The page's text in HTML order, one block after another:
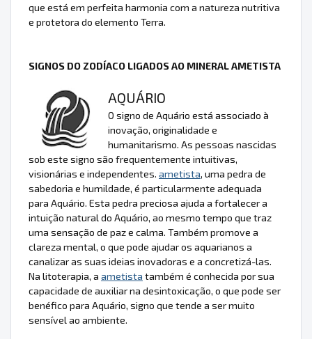
que está em perfeita harmonia com a natureza nutritiva
e protetora do elemento Terra.
SIGNOS DO ZODÍACO LIGADOS AO MINERAL AMETISTA
AQUÁRIO
O signo de Aquário está associado à
inovação, originalidade e
humanitarismo. As pessoas nascidas
sob este signo são frequentemente intuitivas,
visionárias e independentes. ametista, uma pedra de
sabedoria e humildade, é particularmente adequada
para Aquário. Esta pedra preciosa ajuda a fortalecer a
intuição natural do Aquário, ao mesmo tempo que traz
uma sensação de paz e calma. Também promove a
clareza mental, o que pode ajudar os aquarianos a
canalizar as suas ideias inovadoras e a concretizá-las.
Na litoterapia, a ametista também é conhecida por sua
capacidade de auxiliar na desintoxicação, o que pode ser
benéfico para Aquário, signo que tende a ser muito
sensível ao ambiente.